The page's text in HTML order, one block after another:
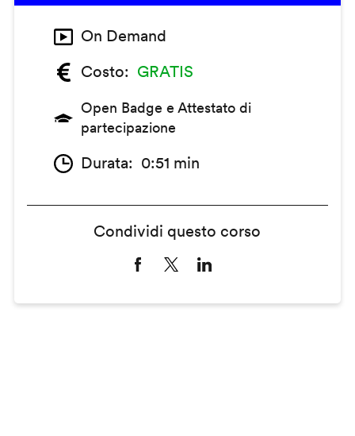
On Demand
Costo
GRATIS
Open Badge e Attestato di
partecipazione
Durata 0:51 min
Condividi questo corso